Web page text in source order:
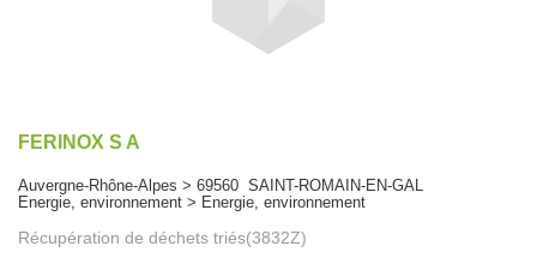
FERINOX S A
Auvergne-Rhône-Alpes > 69560 SAINT-ROMAIN-EN-GAL
Energie, environnement > Energie, environnement
Récupération de déchets triés(3832Z)